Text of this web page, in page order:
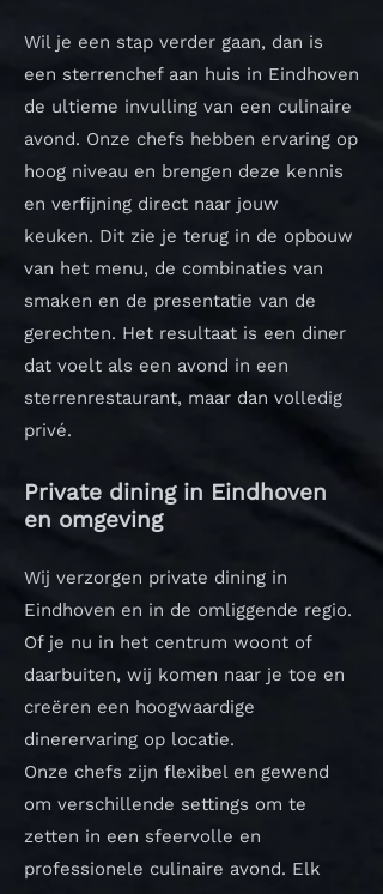
Wil je een stap verder gaan, dan is
een sterrenchef aan huis in Eindhoven
de ultieme invulling van een culinaire
avond. Onze chefs hebben ervaring op
hoog niveau en brengen deze kennis
en verfijning direct naar jouw
keuken. Dit zie je terug in de opbouw
van het menu, de combinaties van
smaken en de presentatie van de
gerechten. Het resultaat is een diner
dat voelt als een avond in een
sterrenrestaurant, maar dan volledig
privé.
Private dining in Eindhoven
en omgeving
Wij verzorgen private dining in
Eindhoven en in de omliggende regio.
Of je nu in het centrum woont of
daarbuiten, wij komen naar je toe en
creëren een hoogwaardige
dinerervaring op locatie.
Onze chefs zijn flexibel en gewend
om verschillende settings om te
zetten in een sfeervolle en
professionele culinaire avond. Elk